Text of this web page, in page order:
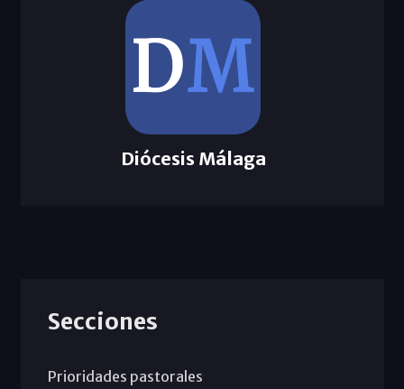
Diócesis Málaga
Secciones
Prioridades pastorales